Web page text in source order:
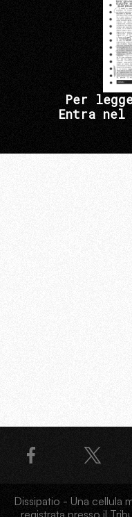
Per
Entra nel
Dissipatio - Una cellula
registrata presso il